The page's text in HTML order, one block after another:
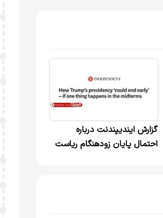
گزارش ایندیپندنت درباره
احتمال پایان زودهنگام ریاست